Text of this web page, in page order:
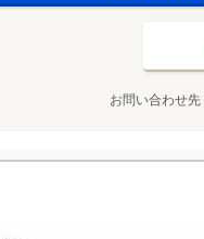
お問い合わせ先